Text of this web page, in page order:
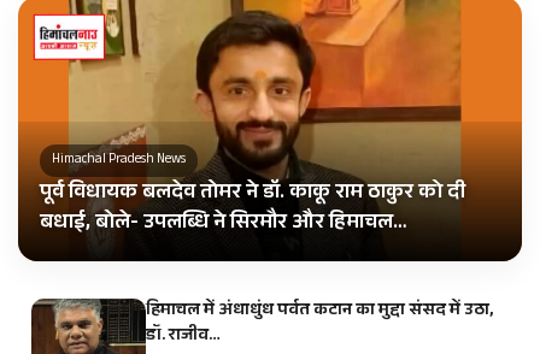
Himachal Pradesh News
पूर्व विधायक बलदेव तोमर ने डॉ. काकू राम ठाकुर को दी
बधाई, बोले- उपलब्धि ने सिरमौर और हिमाचल…
हिमाचल में अंधाधुंध पर्वत कटान का मुद्दा संसद में उठा,
डॉ. राजीव…